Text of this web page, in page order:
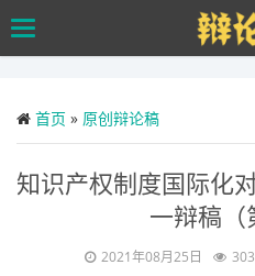
to
main
Toggle
首页 » 原创辩论稿
知识产权制度国际化
一辩稿（
2021年08月25日